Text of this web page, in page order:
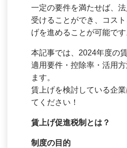
一定の要件を満たせば、
受けることができ、コス
げを進めることが可能です
本記事では、2024年度の
適用要件・控除率・活用
ます。
賃上げを検討している企
てください！
賃上げ促進税制とは？
制度の目的